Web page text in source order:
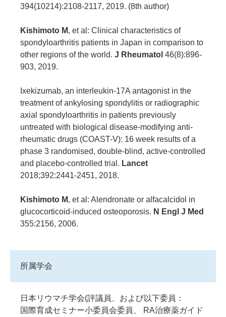
394(10214):2108-2117, 2019. (8th author)
Kishimoto M, et al: Clinical characteristics of
spondyloarthritis patients in Japan in comparison to
other regions of the world. J Rheumatol 46(8):896-
903, 2019.
Ixekizumab, an interleukin-17A antagonist in the
treatment of ankylosing spondylitis or radiographic
axial spondyloarthritis in patients previously
untreated with biological disease-modifying anti-
rheumatic drugs (COAST-V): 16 week results of a
phase 3 randomised, double-blind, active-controlled
and placebo-controlled trial. Lancet
2018;392:2441-2451, 2018.
Kishimoto M, et al: Alendronate or alfacalcidol in
glucocorticoid-induced osteoporosis. N Engl J Med
355:2156, 2006.
所属学会
日本リウマチ学会(評議員、および以下委員：
国際育成セミナー小委員会委員、 RA治療薬ガイド